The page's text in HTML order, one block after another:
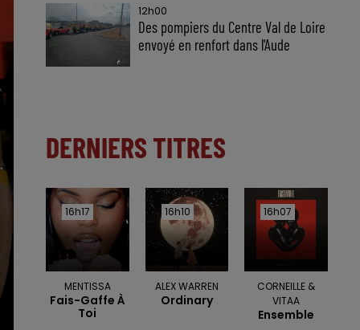
12h00
Des pompiers du Centre Val de Loire
envoyé en renfort dans l'Aude
DERNIERS TITRES
16h17
16h17
MENTISSA
Fais-Gaffe À
Toi
16h10
16h10
ALEX WARREN
Ordinary
16h07
16h07
CORNEILLE &
VITAA
Ensemble